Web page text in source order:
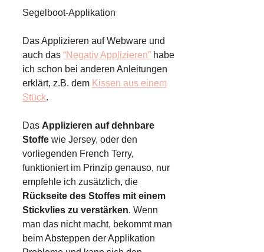
Segelboot-Applikation
Das Applizieren auf Webware und
auch das “Negativ Applizieren” habe
ich schon bei anderen Anleitungen
erklärt, z.B. dem Kissen aus einem
Stück.
Das Applizieren auf dehnbare
Stoffe wie Jersey, oder den
vorliegenden French Terry,
funktioniert im Prinzip genauso, nur
empfehle ich zusätzlich, die
Rückseite des Stoffes mit einem
Stickvlies zu verstärken. Wenn
man das nicht macht, bekommt man
beim Absteppen der Applikation